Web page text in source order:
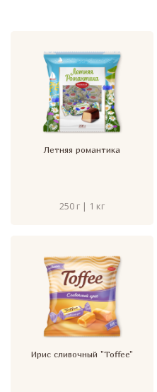
Летняя романтика
250 г | 1 кг
Ирис сливочный "Toffee"